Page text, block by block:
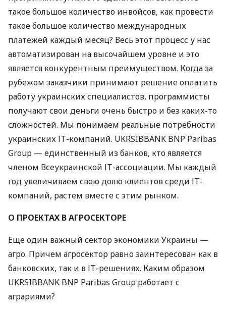
такое большое количество инвойсов, как провести
такое большое количество международных
платежей каждый месяц? Весь этот процесс у нас
автоматизирован на высочайшем уровне и это
является конкурентным преимуществом. Когда за
рубежом заказчики принимают решение оплатить
работу украинских специалистов, программисты
получают свои деньги очень быстро и без каких-то
сложностей. Мы понимаем реальные потребности
украинских ІТ-компаний. UKRSIBBANK BNP Paribas
Group — единственный из банков, кто является
членом Всеукраинской ІТ-ассоциации. Мы каждый
год увеличиваем свою долю клиентов среди ІТ-
компаний, растем вместе с этим рынком.
О ПРОЕКТАХВАГРОСЕКТОРЕ
Еще один важный сектор экономики Украины —
агро. Причем агросектор равно заинтересован как в
банковских, так и в ІТ-решениях. Каким образом
UKRSIBBANK BNP Paribas Group работает с
аграриями?